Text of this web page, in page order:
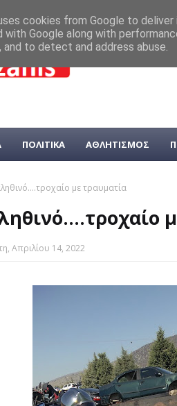
ΠΟΛΙΤΙΚΑ ΑΘΛΗΤΙΣΜΟΣ
με τραυματία
Απριλίου 14, 2022
cookies from Google to
with Google along with
to detect and address abuse.